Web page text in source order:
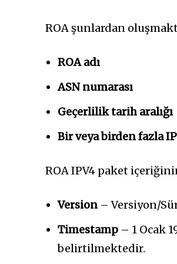
ROA şunlardan
ROA adı
ASN numarası
Geçerlilik tarih aralığı
Bir veya birden fazla
ROA IPV4 paket
Version – Versiyon/
Timestamp – 1 Ocak
belirtilmektedir.